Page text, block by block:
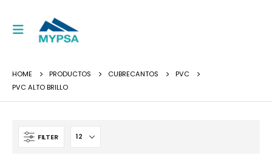
HOME PRODUCTOS CUBRECANTOS
PVC
PVC ALTO BRILLO
FILTER